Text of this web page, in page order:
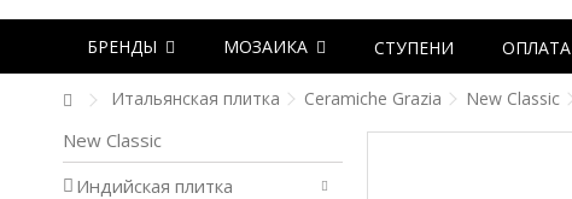
БРЕНДЫ МОЗАИКА СТУПЕНИ ОПЛАТА
Итальянская плитка Ceramiche Grazia New Classic
New Classic
Индийская плитка